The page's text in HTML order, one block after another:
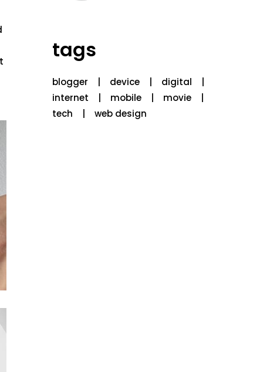
tags
blogger device
digital
internet
mobile
movie
tech
web design